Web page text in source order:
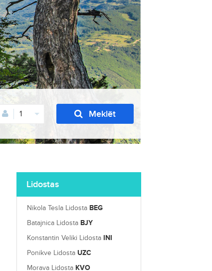
1 Meklēt
Lidostas
Nikola Tesla Lidosta BEG
Batajnica Lidosta BJY
Konstantin Veliki Lidosta INI
Ponikve Lidosta UZC
Morava Lidosta KVO